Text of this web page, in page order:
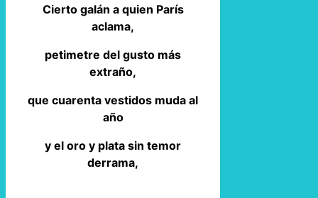
Cierto galán a quien París
aclama,
petimetre del gusto más
extraño,
que cuarenta vestidos muda al
año
y el oro y plata sin temor
derrama,